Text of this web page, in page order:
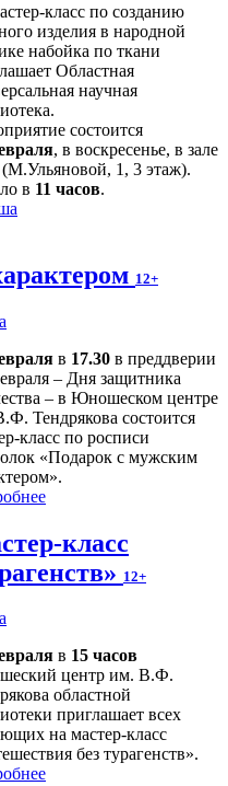
класс по созданию
изделия в народной
набойка по ткани
Областная
научная
состоится
, в воскресенье, в зале
1, 3 этаж).
в 11 часов.
12+
в 17.30 в преддверии
– Дня защитника
– в Юношеском центре
Тендрякова состоится
класс по росписи
«Подарок с мужским
класс
12+
в 15 часов
центр им. В.Ф.
областной
приглашает всех
на мастер-класс
без турагенств».